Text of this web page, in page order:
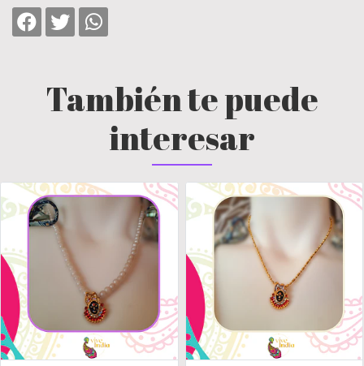
También te puede
interesar